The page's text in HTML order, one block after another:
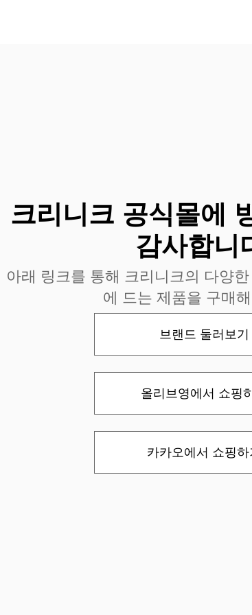
크리니크 공식몰에
감사합니
아래 링크를 통해 크리니크의 다양
에 드는 제품을 구매
브랜드 둘러보기
올리브영에서 쇼핑
카카오에서 쇼핑하